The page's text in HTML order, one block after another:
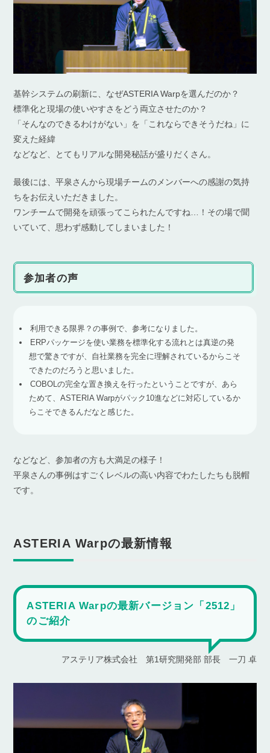
基幹システムの刷新に、なぜASTERIA Warpを選んだのか？
標準化と現場の使いやすさをどう両立させたのか？
「そんなのできるわけがない」を「これならできそうだね」に
変えた経緯
などなど、とてもリアルな開発秘話が盛りだくさん。
最後には、平泉さんから現場チームのメンバーへの感謝の気持
ちをお伝えいただきました。
ワンチームで開発を頑張ってこられたんですね…！その場で聞
いていて、思わず感動してしまいました！
参加者の声
利用できる限界？の事例で、参考になりました。
ERPパッケージを使い業務を標準化する流れとは真逆の発
想で驚きですが、自社業務を完全に理解されているからこそ
できたのだろうと思いました。
COBOLの完全な置き換えを行ったということですが、あら
ためて、ASTERIA Warpがパック10進などに対応しているか
らこそできるんだなと感じた。
などなど、参加者の方も大満足の様子！
平泉さんの事例はすごくレベルの高い内容でわたしたちも脱帽
です。
ASTERIA Warpの最新情報
ASTERIA Warpの最新バージョン「2512」
のご紹介
アステリア株式会社 第1研究開発部 部長 一刀 卓